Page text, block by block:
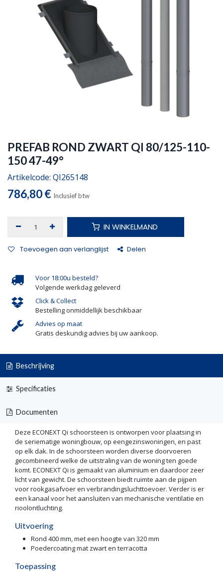
PREFAB ROND ZWART QI 80/125-110-
150 47-49°
Artikelcode: QI265148
786,80€ Inclusief btw
IN WINKELMAND
Toevoegen aan verlanglijst Delen
Voor 18:00u besteld?
Volgende werkdag geleverd
Click & Collect
Bestelling onmiddellijk beschikbaar
Advies op maat
Gratis deskundig advies bij uw aankoop.
Beschrijving
Specificaties
Documenten
Deze ECONEXT Qi schoorsteen is ontworpen voor plaatsing in
de seriematige woningbouw, op eengezinswoningen, en past
op elk dak. In de schoorsteen worden diverse doorvoeren
gecombineerd welke de uitstraling van de woning ten goede
komt. ECONEXT Qi is gemaakt van aluminium en daardoor zeer
licht van gewicht. De schoorsteen biedt ruimte aan de pijpen
voor rookgasafvoer en verbrandingsluchttoevoer. Verder is er
een kanaal voor het aansluiten van mechanische ventilatie en
rioolontluchting.
Uitvoering
Rond 400 mm, met een hoogte van 320 mm
Poedercoating mat zwart en terracotta
Toepassing